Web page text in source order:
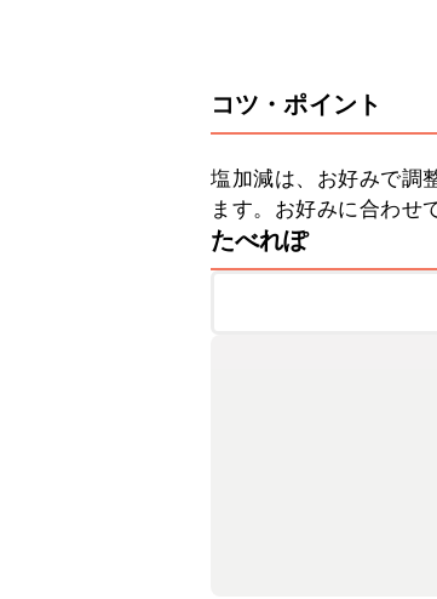
コツ・ポイント
塩加減は、お好みで調
ます。お好みに合わせ
たべれぽ